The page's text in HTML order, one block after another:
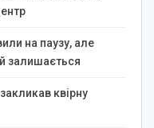
на паузу, але
залишається
квірну